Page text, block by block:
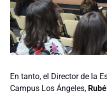
En tanto, el Director de la
Campus Los Ángeles,